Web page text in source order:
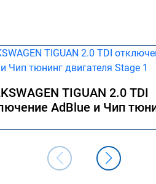
TIGUAN 2.0 TDI
AdBlue и Чип